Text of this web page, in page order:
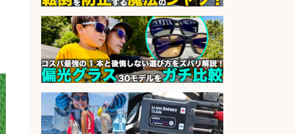
sponsored by 求人ボックス
仕分け・シール貼り/釣り具などの
出荷作業/兵庫県/神戸市北区
会社名 UTエージェント株式会社
sponsored by 求人ボックス
日払いOKで即日収入/製造スタッフ/